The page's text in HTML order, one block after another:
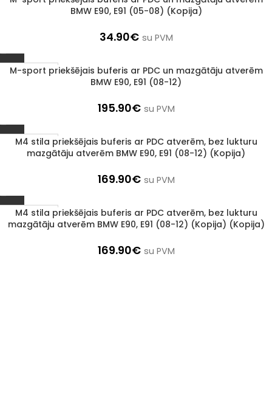
BMW E90, E91 (05-08) (Kopija)
34.90€ su PVM
1–3 d. d.
M-sport priekšējais buferis ar PDC un mazgātāju atverēm
BMW E90, E91 (08-12)
195.90€ su PVM
1–3 d. d.
M4 stila priekšējais buferis ar PDC atverēm, bez lukturu
mazgātāju atverēm BMW E90, E91 (08-12) (Kopija)
169.90€ su PVM
1–3 d. d.
M4 stila priekšējais buferis ar PDC atverēm, bez lukturu
mazgātāju atverēm BMW E90, E91 (08-12) (Kopija) (Kopija)
169.90€ su PVM